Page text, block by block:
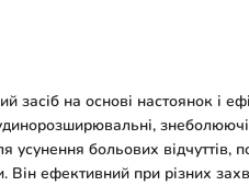
засіб на основі настоянок і
усунення больових відчуттів,
Він ефективний при різних